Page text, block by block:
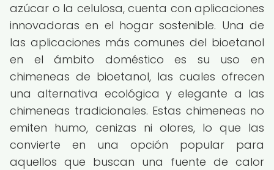
azúcar o la celulosa, cuenta con aplicaciones
innovadoras en el hogar sostenible. Una de
las aplicaciones más comunes del bioetanol
en el ámbito doméstico es su uso en
chimeneas de bioetanol, las cuales ofrecen
una alternativa ecológica y elegante a las
chimeneas tradicionales. Estas chimeneas no
emiten humo, cenizas ni olores, lo que las
convierte en una opción popular para
aquellos que buscan una fuente de calor